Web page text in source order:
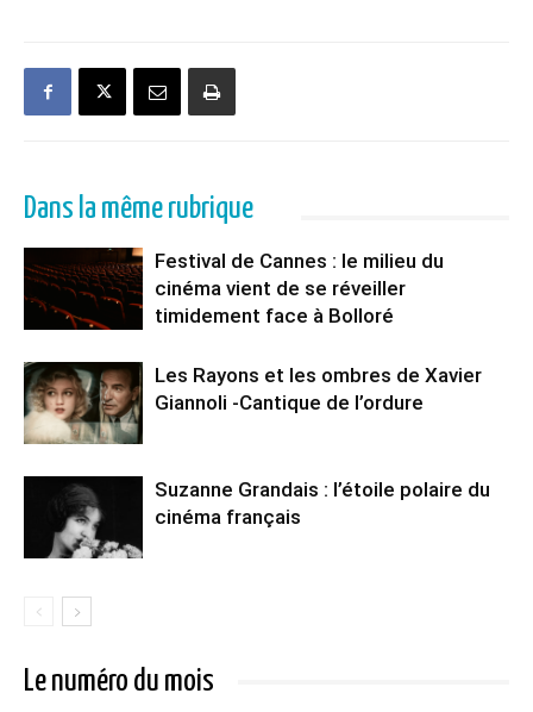
Dans la même rubrique
Festival de Cannes : le milieu du
cinéma vient de se réveiller
timidement face à Bolloré
Les Rayons et les ombres de Xavier
Giannoli -Cantique de l’ordure
Suzanne Grandais : l’étoile polaire du
cinéma français
Le numéro du mois